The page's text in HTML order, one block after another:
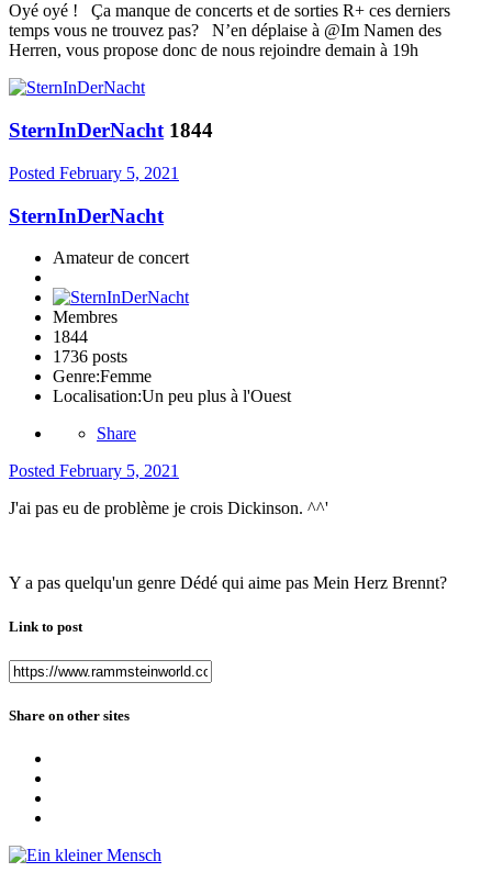
Oyé oyé ! Ça manque de concerts et de sorties R+ ces derniers
temps vous ne trouvez pas? N’en déplaise à @Im Namen des
Herren, vous propose donc de nous rejoindre demain à 19h
SternInDerNacht 1844
Posted February 5, 2021
SternInDerNacht
Amateur de concert
Membres
1844
1736 posts
Genre:Femme
Localisation:Un peu plus à l'Ouest
Share
Posted February 5, 2021
J'ai pas eu de problème je crois Dickinson. ^^'
Y a pas quelqu'un genre Dédé qui aime pas Mein Herz Brennt?
Link to post
Share on other sites